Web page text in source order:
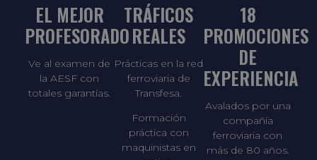
EL MEJOR
PROFESORADO
Ve al examen de
la AESF con
totales garantías.
TRÁFICOS
REALES
Prácticas en la red
ferroviaria de
Transfesa.
Formación
práctica con
maquinistas en
18
PROMOCIONES
DE
EXPERIENCIA
Avalados por una
compañía
ferroviaria con
más de 80 años.